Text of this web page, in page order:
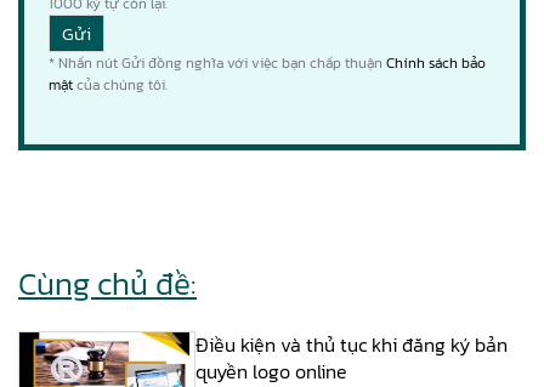
* Nhấn nút Gửi đồng nghĩa với việc bạn chấp thuận Chính sách bảo
mậtcủa chúng tôi.
Cùng chủ đề:
Điều kiện và thủ tục khi đăng ký bản
quyền logo online